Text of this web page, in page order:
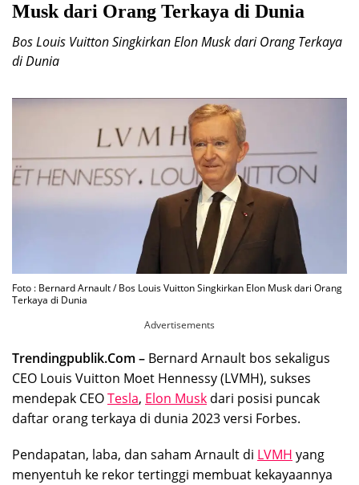
Musk dari Orang Terkaya di Dunia
Bos Louis Vuitton Singkirkan Elon Musk dari Orang Terkaya
di Dunia
Foto : Bernard Arnault / Bos Louis Vuitton Singkirkan Elon Musk dari Orang
Terkaya di Dunia
Advertisements
Trendingpublik.Com – Bernard Arnault bos sekaligus
CEO Louis Vuitton Moet Hennessy (LVMH), sukses
mendepak CEOTesla, Elon Musk dari posisi puncak
daftar orang terkaya di dunia 2023 versi Forbes.
Pendapatan, laba, dan saham Arnault di LVMH yang
menyentuh ke rekor tertinggi membuat kekayaannya